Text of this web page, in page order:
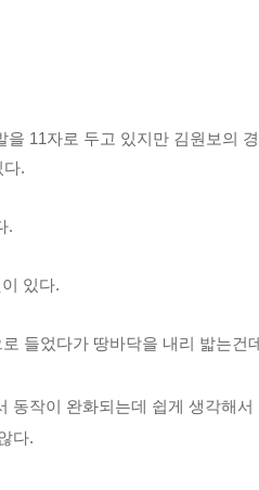
을 11자로 두고 있지만 김원보의
다.
.
있다.
들었다가 땅바닥을 내리 밟는건
동작이 완화되는데 쉽게 생각해
다.